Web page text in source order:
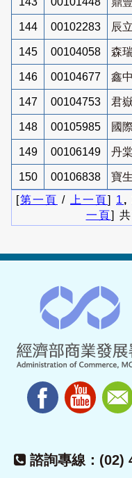
144 00102283 辰
145 00104058 森
146 00104677 鑫
147 00104753 君
148 00105985 國
149 00106149 丹
150 00106838
寶
[第一頁 / 上一頁] 1 ,
一頁]
諮詢專線：(02)